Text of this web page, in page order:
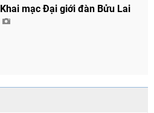
Khai mạc Đại giới đàn Bửu Lai